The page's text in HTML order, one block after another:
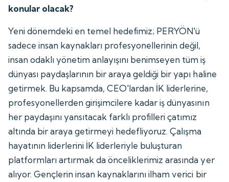
konular olacak?
Yeni dönemdeki en temel hedefimiz; PERYÖN'ü
sadece insan kaynakları profesyonellerinin değil,
insan odaklı yönetim anlayışını benimseyen tüm iş
dünyası paydaşlarının bir araya geldiği bir yapı haline
getirmek. Bu kapsamda, CEO'lardan İK liderlerine,
profesyonellerden girişimcilere kadar iş dünyasının
her paydaşını yansıtacak farklı profilleri çatımız
altında bir araya getirmeyi hedefliyoruz. Çalışma
hayatının liderlerini İK liderleriyle buluşturan
platformları artırmak da önceliklerimiz arasında yer
alıyor. Gençlerin insan kaynaklarını ilham verici bir